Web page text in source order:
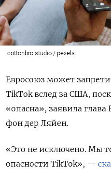
cottonbro studio / pexels
Евросоюз может
TikTok вслед за США,
«опасна», заявила
фон дер Ляйен.
«Это не исключено. Мы
опасности TikTok», —